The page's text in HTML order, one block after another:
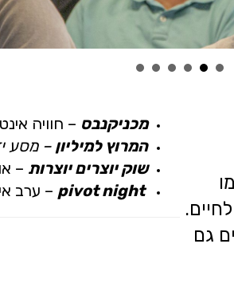
גם
מכניקנבס – חוויה
המרוץ למיליון – מסע
שוק יוצרים יוצרות –
pivot night – ערב